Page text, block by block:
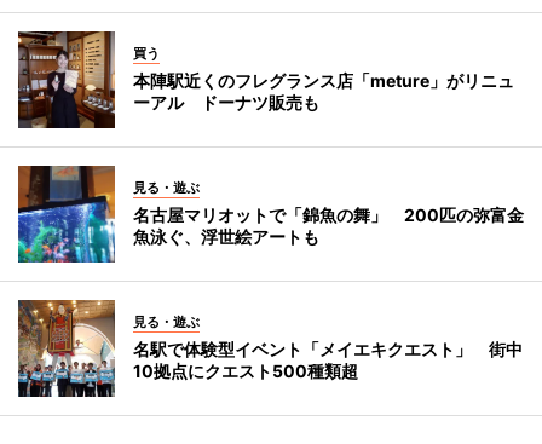
買う
本陣駅近くのフレグランス店「meture」がリニュ
ーアル ドーナツ販売も
見る・遊ぶ
名古屋マリオットで「錦魚の舞」 200匹の弥富金
魚泳ぐ、浮世絵アートも
見る・遊ぶ
名駅で体験型イベント「メイエキクエスト」 街中
10拠点にクエスト500種類超